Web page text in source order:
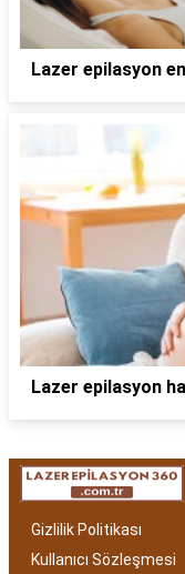
Lazer epilasyon
Lazer epilasyon
Gizlilik Politikası
Kullanıcı Sözleşmesi